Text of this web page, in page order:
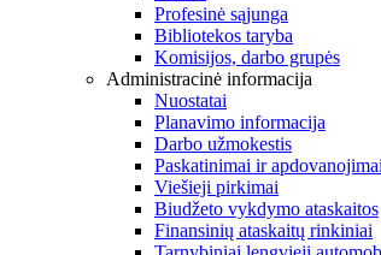
Profesinė sąjunga
Bibliotekos taryba
Komisijos, darbo grupės
Administracinė informacija
Nuostatai
Planavimo informacija
Darbo užmokestis
Paskatinimai ir apdovanojimai
Viešieji pirkimai
Biudžeto vykdymo ataskaitos
Finansinių ataskaitų rinkiniai